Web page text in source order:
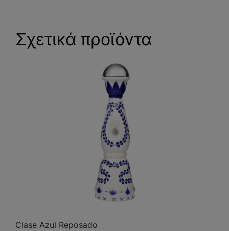
Σχετικά προϊόντα
Clase Azul Reposado